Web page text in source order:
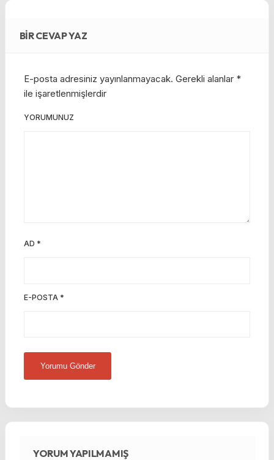
BIR CEVAP YAZ
E-posta adresiniz yayınlanmayacak. Gerekli alanlar *
ile işaretlenmişlerdir
YORUMUNUZ
AD *
E-POSTA *
YORUM YAPILMAMIŞ